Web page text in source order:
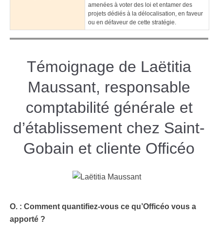
amenées à voter des loi et entamer des
projets dédiés à la délocalisation, en faveur
ou en défaveur de cette stratégie.
Témoignage de Laëtitia
Maussant, responsable
comptabilité générale et
d’établissement chez Saint-
Gobain et cliente Officéo
O. : Comment quantifiez-vous ce qu’Officéo vous a
apporté ?